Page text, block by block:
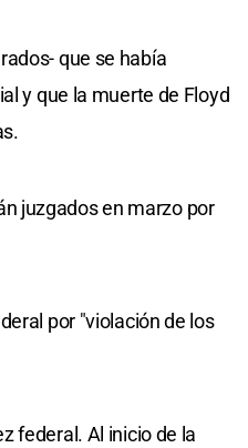
que se había
y que la muerte de Floyd
juzgados en marzo por
por "violación de los
federal. Al inicio de la